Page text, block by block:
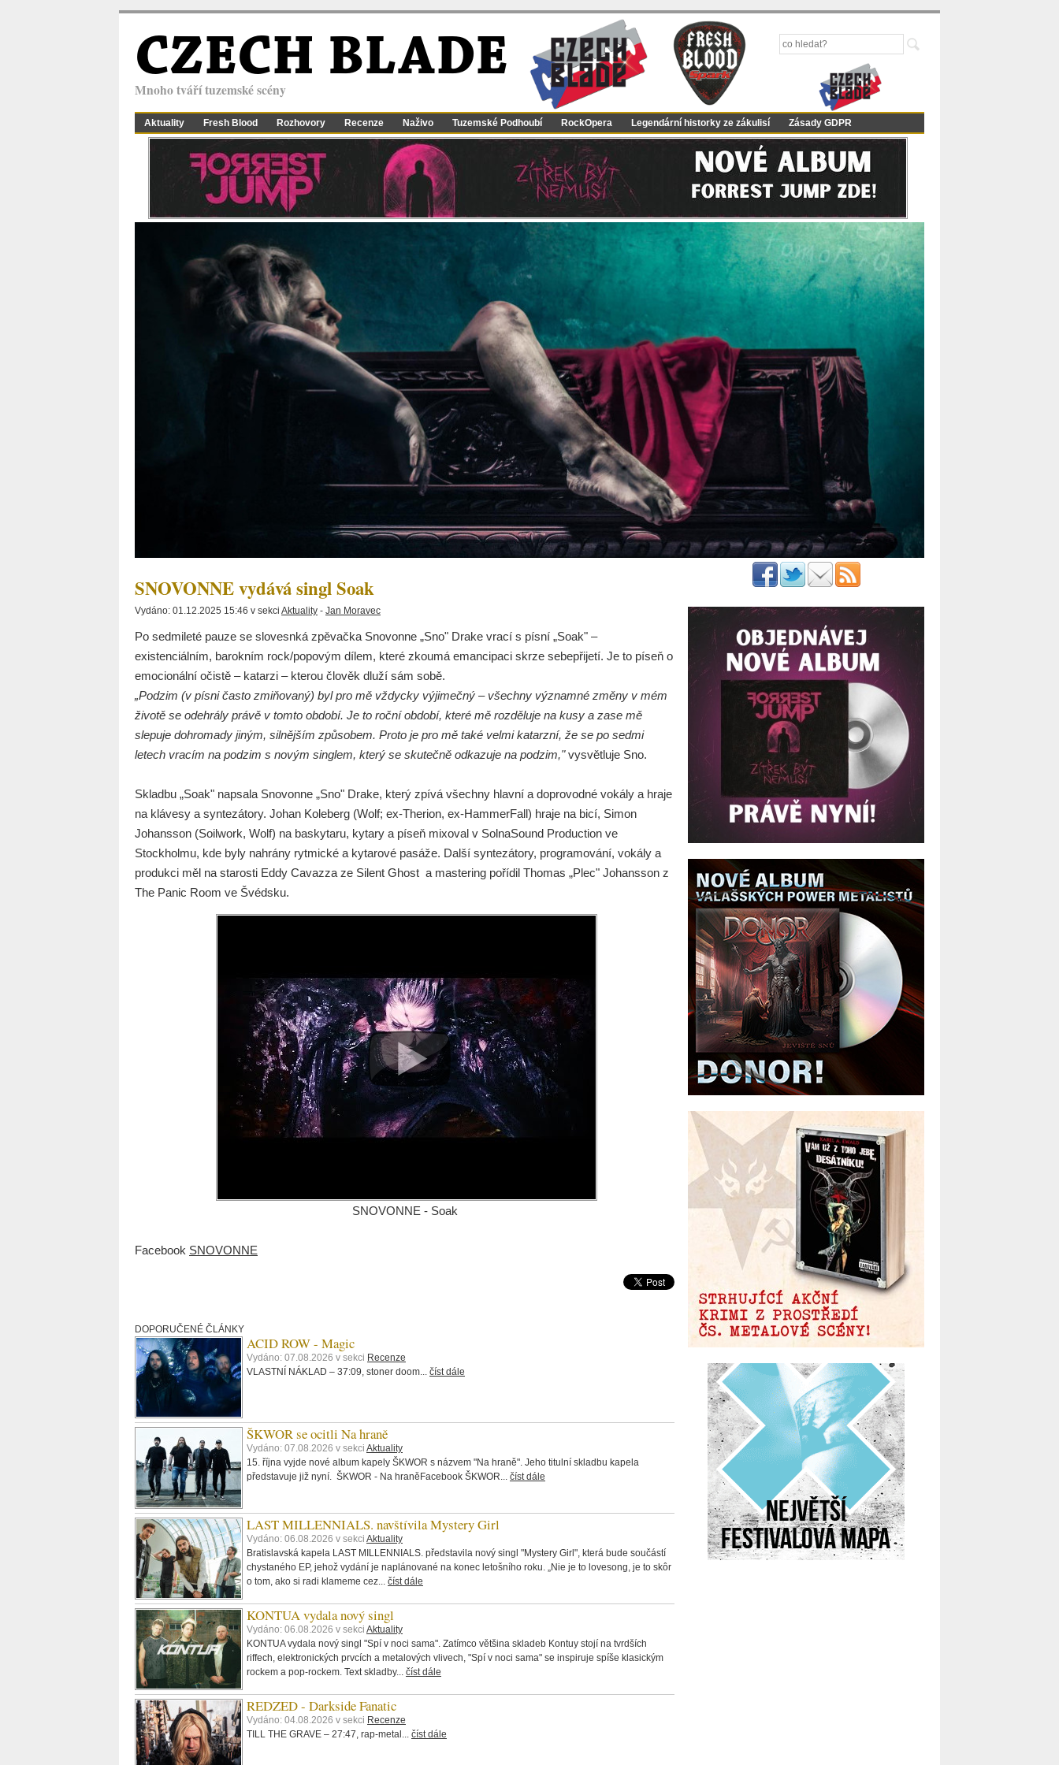
CZECH BLADE
Mnoho tváří tuzemské scény
Aktuality Fresh Blood Rozhovory Recenze Naživo Tuzemské Podhoubí RockOpera Legendární historky ze zákulisí Zásady GDPR
SNOVONNE vydává singl Soak
Vydáno: 01.12.2025 15:46 v sekci Aktuality - Jan Moravec
Po sedmileté pauze se slovesnká zpěvačka Snovonne „Sno" Drake vrací s písní „Soak" –
existenciálním, barokním rock/popovým dílem, které zkoumá emancipaci skrze sebepřijetí. Je to píseň o
emocionální očistě – katarzi – kterou člověk dluží sám sobě.
„Podzim (v písni často zmiňovaný) byl pro mě vždycky výjimečný – všechny významné změny v mém
životě se odehrály právě v tomto období. Je to roční období, které mě rozděluje na kusy a zase mě
slepuje dohromady jiným, silnějším způsobem. Proto je pro mě také velmi katarzní, že se po sedmi
letech vracím na podzim s novým singlem, který se skutečně odkazuje na podzim,"vysvětluje Sno.
Skladbu „Soak" napsala Snovonne „Sno" Drake, který zpívá všechny hlavní a doprovodné vokály a hraje
na klávesy a syntezátory. Johan Koleberg (Wolf; ex-Therion, ex-HammerFall) hraje na bicí, Simon
Johansson (Soilwork, Wolf) na baskytaru, kytary a píseň mixoval v SolnaSound Production ve
Stockholmu, kde byly nahrány rytmické a kytarové pasáže. Další syntezátory, programování, vokály a
produkci měl na starosti Eddy Cavazza ze Silent Ghost a mastering pořídil Thomas „Plec" Johansson z
The Panic Room ve Švédsku.
SNOVONNE - Soak
Facebook SNOVONNE
DOPORUČENÉ ČLÁNKY
ACID ROW - Magic
Vydáno: 07.08.2026 v sekci Recenze
VLASTNÍ NÁKLAD – 37:09, stoner doom... číst dále
ŠKWOR se ocitli Na hraně
Vydáno: 07.08.2026 v sekci Aktuality
15. října vyjde nové album kapely ŠKWOR s názvem "Na hraně". Jeho titulní skladbu kapela
představuje již nyní. ŠKWOR - Na hraněFacebook ŠKWOR... číst dále
LAST MILLENNIALS. navštívila Mystery Girl
Vydáno: 06.08.2026 v sekci Aktuality
Bratislavská kapela LAST MILLENNIALS. představila nový singl "Mystery Girl", která bude součástí
chystaného EP, jehož vydání je naplánované na konec letošního roku. „Nie je to lovesong, je to skôr
o tom, ako si radi klameme cez... číst dále
KONTUA vydala nový singl
Vydáno: 06.08.2026 v sekci Aktuality
KONTUA vydala nový singl "Spí v noci sama". Zatímco většina skladeb Kontuy stojí na tvrdších
riffech, elektronických prvcích a metalových vlivech, "Spí v noci sama" se inspiruje spíše klasickým
rockem a pop-rockem. Text skladby... číst dále
REDZED - Darkside Fanatic
Vydáno: 04.08.2026 v sekci Recenze
TILL THE GRAVE – 27:47, rap-metal... číst dále